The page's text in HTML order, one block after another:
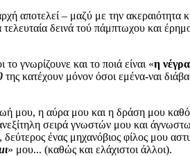
αποτελεί – μαζύ με την ακεραιότητα
δεινά τού πάμπτωχου και
γνωρίζουνε και το ποιά είναι «η νέγρα
της κατέχουν μόνον όσοι εμένα-ναι
μου, η αύρα μου και η δράση μου
σειρά γνωστών μου και
ένας μηχανόβιος φίλος μου
» μου... (καθώς και ελάχιστοι άλλοι).